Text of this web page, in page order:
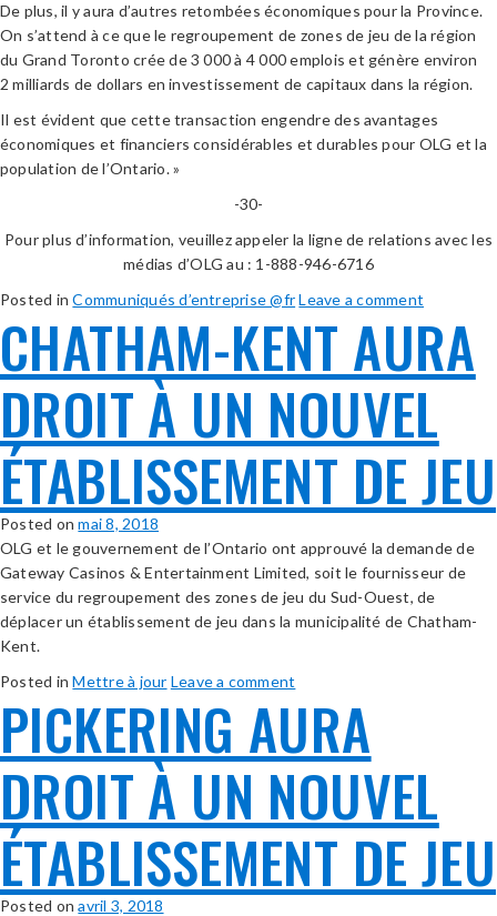
De plus, il y aura d’autres retombées économiques pour la Province.
On s’attend à ce que le regroupement de zones de jeu de la région
du Grand Toronto crée de 3 000 à 4 000 emplois et génère environ
2 milliards de dollars en investissement de capitaux dans la région.
Il est évident que cette transaction engendre des avantages
économiques et financiers considérables et durables pour OLG et la
population de l’Ontario. »
-30-
Pour plus d’information, veuillez appeler la ligne de relations avec les
médias d’OLG au : 1-888-946-6716
Posted inCommuniqués d’entreprise @frLeave a comment
CHATHAM-KENT AURA
DROIT À UN NOUVEL
ÉTABLISSEMENT DE JEU
Posted onmai 8, 2018
OLG et le gouvernement de l’Ontario ont approuvé la demande de
Gateway Casinos & Entertainment Limited, soit le fournisseur de
service du regroupement des zones de jeu du Sud-Ouest, de
déplacer un établissement de jeu dans la municipalité de Chatham-
Kent.
Posted inMettre à jour Leave a comment
PICKERING AURA
DROIT À UN NOUVEL
ÉTABLISSEMENT DE JEU
Posted onavril 3, 2018